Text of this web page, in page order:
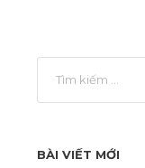
BÀI VIẾT MỚI